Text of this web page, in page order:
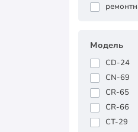
Модель
CD-24
CN-69
CR-65
CR-66
CT-29